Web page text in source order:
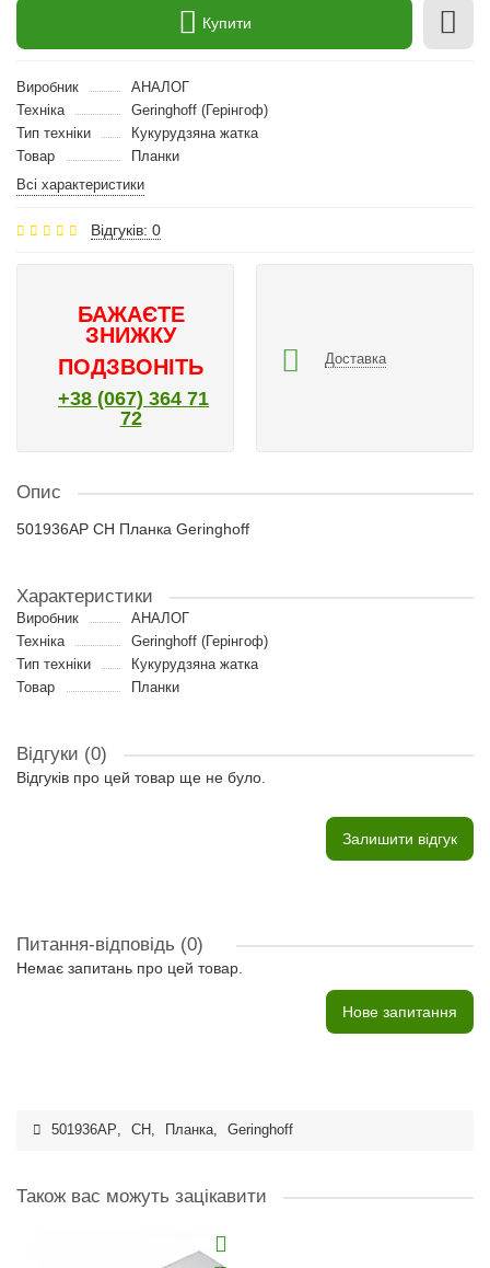
Купити
Виробник
АНАЛОГ
Техніка
Geringhoff (Герінгоф)
Тип техніки
Кукурудзяна жатка
Товар
Планки
Всі характеристики
Відгуків: 0
БАЖАЄТЕ
ЗНИЖКУ
ПОДЗВОНІТЬ
+38 (067) 364 71
72
Доставка
Опис
501936AP CH Планка Geringhoff
Характеристики
Виробник
АНАЛОГ
Техніка
Geringhoff (Герінгоф)
Тип техніки
Кукурудзяна жатка
Товар
Планки
Відгуки (0)
Відгуків про цей товар ще не було.
Залишити відгук
Питання-відповідь (0)
Немає запитань про цей товар.
Нове запитання
501936AP, CH , Планка, Geringhoff
Також вас можуть зацікавити